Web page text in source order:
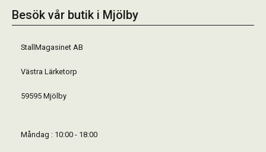
Besök vår butik i Mjölby
StallMagasinet AB
Västra Lärketorp
59595 Mjölby
Måndag : 10:00 - 18:00